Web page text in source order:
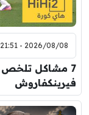
2026/08/08 - 21:51
7 مشاكل تلخص
فيرينكفاروش